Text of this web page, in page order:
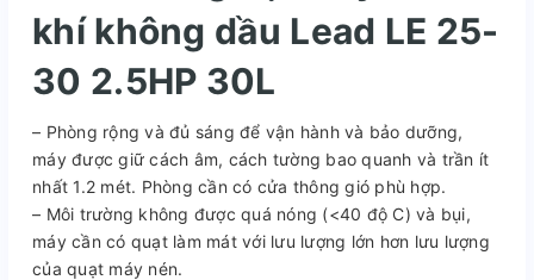
khí không dầu Lead LE 25-
30 2.5HP 30L
– Phòng rộng và đủ sáng để vận hành và bảo dưỡng,
máy được giữ cách âm, cách tường bao quanh và trần ít
nhất 1.2 mét. Phòng cần có cửa thông gió phù hợp.
– Môi trường không được quá nóng (<40 độ C) và bụi,
máy cần có quạt làm mát với lưu lượng lớn hơn lưu lượng
của quạt máy nén.